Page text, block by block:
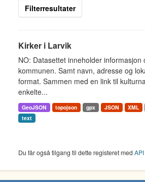
Filterresultater
Kirker i Larvik
NO: Datasettet inneholder
kommunen. Samt navn, adresse og
format. Sammen med en link til
enkelte...
GeoJSON topojson gpx JSON XML
text
Du får også tilgang til dette registeret med API